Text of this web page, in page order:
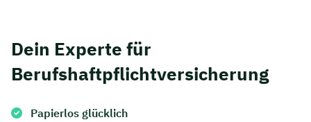
Dein Experte für
Berufshaftpflichtversicherung
Papierlos glücklich